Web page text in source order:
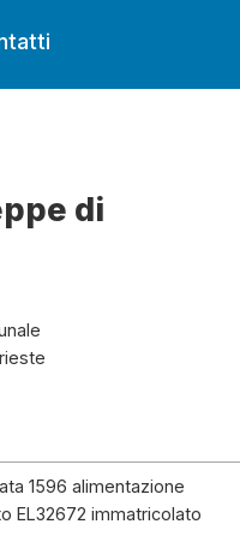
di
1596 alimentazione
EL32672 immatricolato